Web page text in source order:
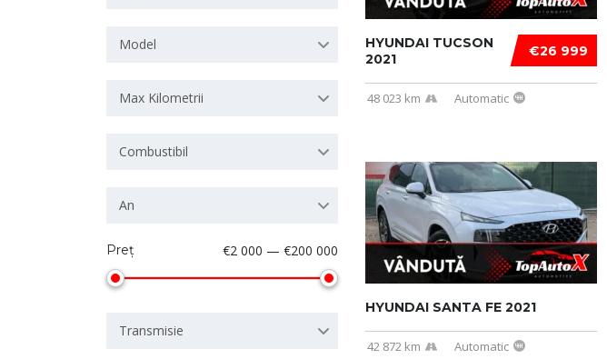
Model
Max Kilometrii
Combustibil
An
Preț €2 000 — €200 000
Transmisie
€26 999
HYUNDAI TUCSON
2021
48 023 km Automatic
HYUNDAI SANTA FE 2021
42 872 km Automatic